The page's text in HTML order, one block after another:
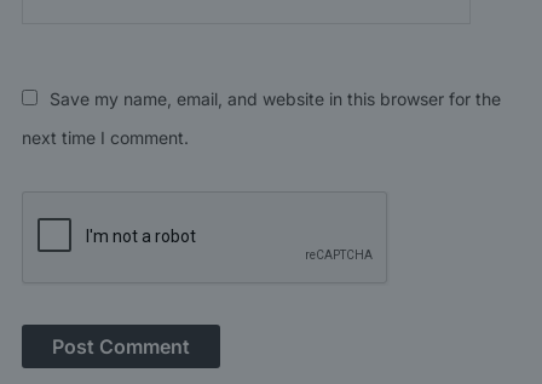
Save my name, email, and website in this browser for the
next time I comment.